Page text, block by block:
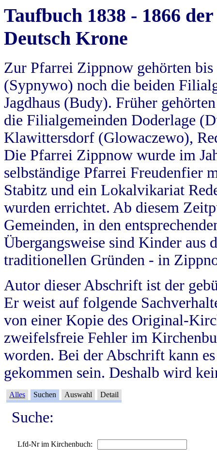
Taufbuch 1838 - 1866
Deutsch Krone
Zur Pfarrei Zippnow gehörten
(Sypnywo) noch die beiden
Jagdhaus (Budy). Früher
die Filialgemeinden Doderlage
Klawittersdorf (Glowaczewo),
Die Pfarrei Zippnow wurde im
selbständige Pfarrei Freudenfier
Stabitz und ein Lokalvikariat
wurden errichtet. Ab diesem
Gemeinden, in den
Übergangsweise sind Kinder aus
traditionellen Gründen - in
Autor dieser Abschrift ist der
Er weist auf folgende
von einer Kopie des Original-
zweifelsfreie Fehler im
worden. Bei der Abschrift kann
gekommen sein. Deshalb wird
Alles Suchen Auswahl Detail
Suche:
Lfd-Nr im Kirchenbuch: